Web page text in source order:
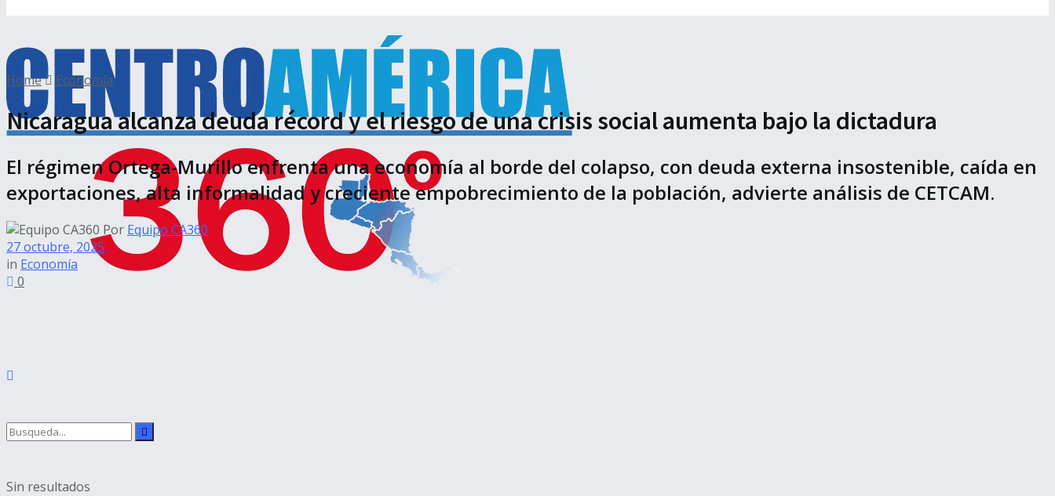
Sin resultados
Home Economía
Nicaragua alcanza deuda récord y el riesgo de una crisis social aumenta bajo la dictadura
El régimen Ortega-Murillo enfrenta una economía al borde del colapso, con deuda externa insostenible, caída en
exportaciones, alta informalidad y creciente empobrecimiento de la población, advierte análisis de CETCAM.
Por Equipo CA360
27 octubre, 2025
in Economía
0